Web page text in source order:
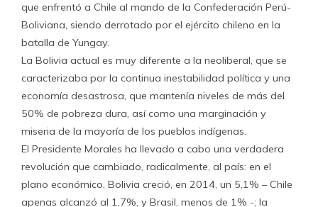
que enfrentó a Chile al mando de la Confederación Perú-
Boliviana, siendo derrotado por el ejército chileno en la
batalla de Yungay.
La Bolivia actual es muy diferente a la neoliberal, que se
caracterizaba por la continua inestabilidad política y una
economía desastrosa, que mantenía niveles de más del
50% de pobreza dura, así como una marginación y
miseria de la mayoría de los pueblos indígenas.
El Presidente Morales ha llevado a cabo una verdadera
revolución que cambiado, radicalmente, al país: en el
plano económico, Bolivia creció, en 2014, un 5,1% – Chile
apenas alcanzó al 1,7%, y Brasil, menos de 1% -; la